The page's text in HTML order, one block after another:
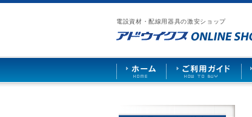
電設資材・配線用器具の激安ショップ
漏
カ
照
ア
ス
ご
ド
お
せ
仕